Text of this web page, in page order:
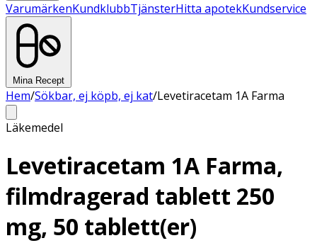
VarumärkenKundklubbTjänsterHitta apotekKundservice
Mina Recept
Hem/Sökbar, ej köpb, ej kat/Levetiracetam 1A Farma
Läkemedel
Levetiracetam 1A Farma,
filmdragerad tablett 250
mg, 50 tablett(er)